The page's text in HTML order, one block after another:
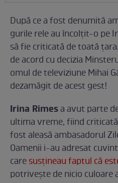
După ce a fost denumită
gurile rele au încolţit-o pe
să fie criticată de toată
de acord cu decizia
omul de televiziune Mihai
dezamăgit de acest gest!
Irina Rimesa avut parte
ultima vreme, fiind
fost aleasă ambasadorul
Oamenii i-au adresat
caresusţineau faptul că
potriveşte de nicio culoare